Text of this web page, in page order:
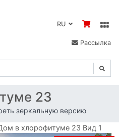
Рассылка
23
зеркальную версию
в хлорофитуме 23 Вид 1